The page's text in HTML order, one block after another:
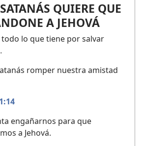
QUIERE QUE
A JEHOVÁ
lo que tiene por salvar
romper nuestra amistad
engañarnos para que
a Jehová.